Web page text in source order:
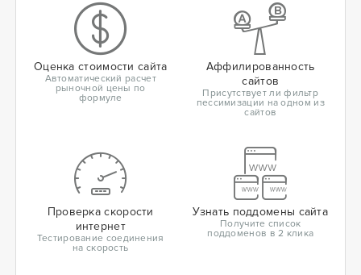
Оценка стоимости сайта
Автоматический расчет
рыночной цены по
формуле
Аффилированность
сайтов
Присутствует ли фильтр
пессимизации на одном из
сайтов
Проверка скорости
интернет
Тестирование соединения
на скорость
Узнать поддомены сайта
Получите список
поддоменов в 2 клика